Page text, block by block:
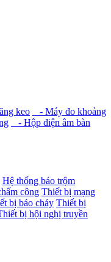
keo
- Máy đo khoảng
- Hộp điện âm bàn
Hệ thống báo trộm
công Thiết bị mạng
bị báo cháy Thiết bị
bị hội nghị truyền